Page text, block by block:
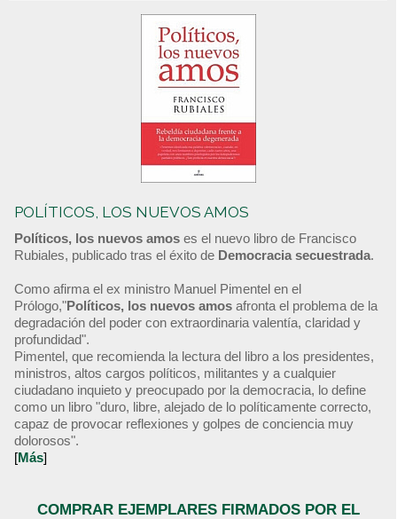
POLÍTICOS, LOS NUEVOS AMOS
Políticos, los nuevos amos es el nuevo libro de Francisco
Rubiales, publicado tras el éxito de Democracia secuestrada.
Como afirma el ex ministro Manuel Pimentel en el
Prólogo,"Políticos, los nuevos amos afronta el problema de la
degradación del poder con extraordinaria valentía, claridad y
profundidad".
Pimentel, que recomienda la lectura del libro a los presidentes,
ministros, altos cargos políticos, militantes y a cualquier
ciudadano inquieto y preocupado por la democracia, lo define
como un libro "duro, libre, alejado de lo políticamente correcto,
capaz de provocar reflexiones y golpes de conciencia muy
dolorosos".
[Más]
COMPRAR EJEMPLARES FIRMADOS POR EL